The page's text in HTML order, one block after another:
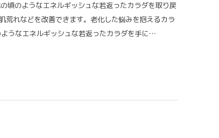
頃のようなエネルギッシュな若返ったカラダを取り戻
荒れなどを改善できます。老化した悩みを抱えるカラ
うなエネルギッシュな若返ったカラダを手に…